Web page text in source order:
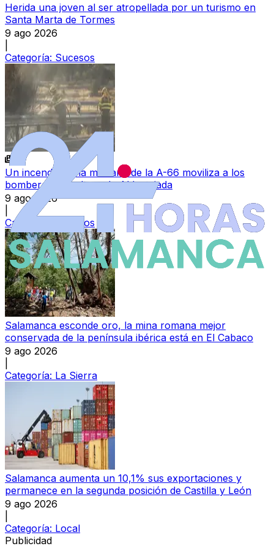
Herida una joven al ser atropellada por un turismo en
Santa Marta de Tormes
9 ago 2026
Categoría: Sucesos
Un incendio en la mediana de la A-66 moviliza a los
bomberos a la altura de Aldeatejada
9 ago 2026
Categoría:
Sucesos
Salamanca esconde oro, la mina romana mejor
conservada de la península ibérica está en El Cabaco
9 ago 2026
Categoría: La Sierra
Salamanca aumenta un 10,1% sus exportaciones y
permanece en la segunda posición de Castilla y León
9 ago 2026
Categoría: Local
Publicidad